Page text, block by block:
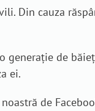
Din cauza
generație de
ei.
de